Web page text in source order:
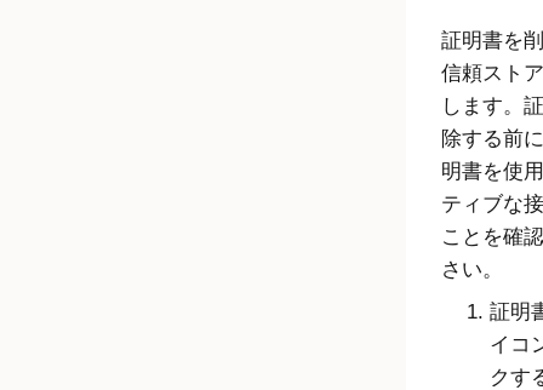
証明書を
信頼スト
します。
除する前
明書を使
ティブな
ことを確
さい。
証明
イコ
クす